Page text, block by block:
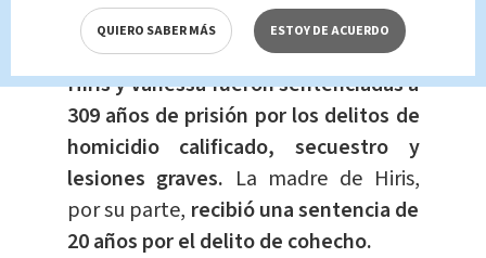
Recientemente, la Fiscalía General del
Estado (FGE) de Sonora,informó que
Hiris y Vanessa fueron sentenciadas a
309 años de prisión por los delitos de
homicidio calificado, secuestro y
lesiones graves. La madre de Hiris,
por su parte, recibió una sentencia de
20 años por el delito de cohecho.
QUIERO SABER MÁS ESTOY DE ACUERDO